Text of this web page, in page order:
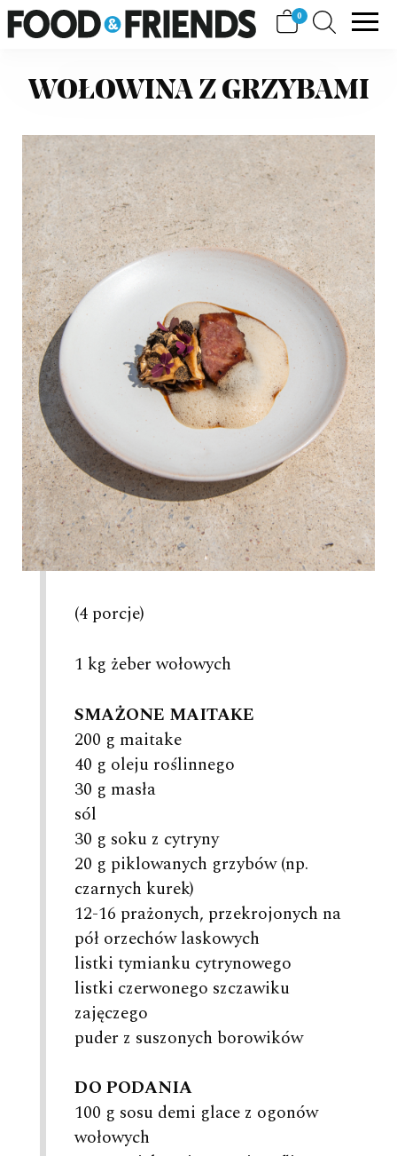
Skip
FOOD&FRIENDS
View
shopping
0
WOŁOWINA Z GRZYBAMI
(4 porcje)
1 kg żeber wołowych
SMAŻONE MAITAKE
200 g maitake
40 g oleju roślinnego
30 g masła
sól
30 g soku z cytryny
20 g piklowanych grzybów (np.
czarnych kurek)
12-16 prażonych, przekrojonych na
pół orzechów laskowych
listki tymianku cytrynowego
listki czerwonego szczawiku
zajęczego
puder z suszonych borowików
DO PODANIA
100 g sosu demi glace z ogonów
wołowych